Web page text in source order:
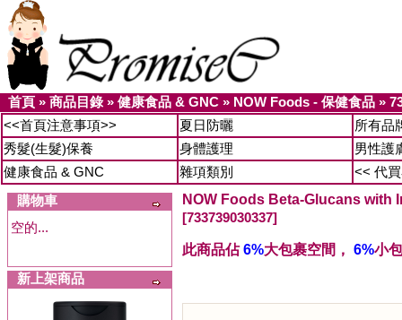
首頁 » 商品目錄» 健康食品 & GNC » NOW Foods - 保健食品 »
<<首頁注意事項>>
夏日防曬
所有品
秀髮(生髮)保養
身體護理
男性護
健康食品 & GNC
雜項類別
<< 代
購物車
空的...
新上架商品
NOW Foods Beta-Glucans with
[733739030337]
此商品佔6%大包裹空間， 6%小